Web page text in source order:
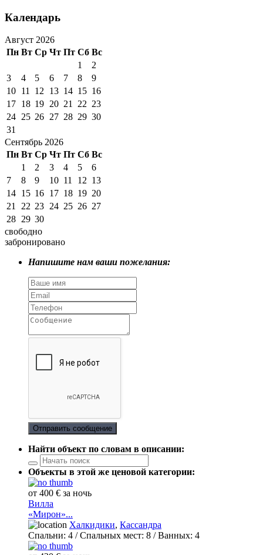
Календарь
Август 2026
Пн Вт Ср Чт Пт Сб Вс
1
2
3
4 5 6 7 8
9
10 11 12 13 14 15 16
17 18 19 20 21 22 23
24 25 26 27 28 29 30
31
Сентябрь 2026
Пн Вт Ср Чт Пт Сб Вс
1
2 3 4 5
6
7
8 9 10 11 12 13
14 15 16 17 18 19 20
21
22 23 24 25 26 27
28 29 30
свободно
забронировано
Напишите нам ваши пожелания:
Отправить сообщение
Найти объект по словам в описании:
Объекты в этой же ценовой категории:
от 400 € за ночь
Вилла
«Мирон»...
Халкидики, Кассандра
Спальни: 4 / Спальных мест: 8 /Ванных: 4